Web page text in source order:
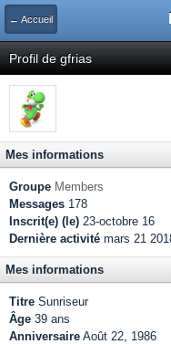
← Accueil
Profil de gfrias
Mes informations
Groupe Members
Messages 178
Inscrit(e) (le) 23-octobre 16
Dernière activité mars 21
Mes informations
Titre Sunriseur
Âge 39 ans
Anniversaire Août 22, 1986